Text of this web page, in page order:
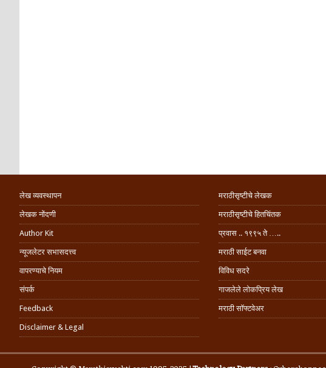
लेख व्यवस्थापन
लेखक नोंदणी
Author Kit
न्यूजलेटर सभासदत्त्व
वापरण्याचे नियम
संपर्क
Feedback
Disclaimer & Legal
मराठीसृष्टीचे लेखक
मराठीसृष्टीचे हितचिंतक
प्रवास .. १९९५ ते …..
मराठी साईट बनवा
विविध सदरे
गाजलेले लोकप्रिय लेख
मराठी सॉफ्टवेअर